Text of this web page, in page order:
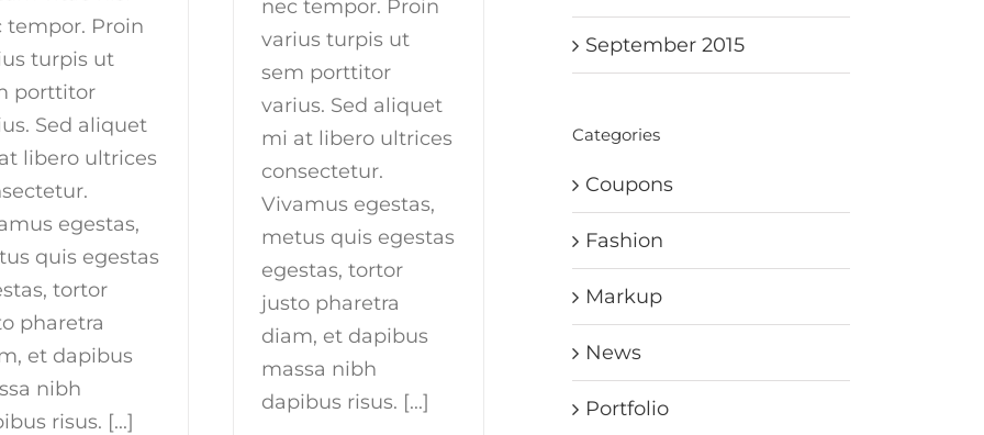
tempor. Proin
turpis ut
porttitor
Sed aliquet
libero ultrices
egestas,
quis egestas
tortor
pharetra
et dapibus
nibh
risus. [...]
nec tempor. Proin
varius turpis ut
sem porttitor
varius. Sed aliquet
mi at libero ultrices
consectetur.
Vivamus egestas,
metus quis egestas
egestas, tortor
justo pharetra
diam, et dapibus
massa nibh
dapibus risus. [...]
September 2015
Categories
Coupons
Fashion
Markup
News
Portfolio